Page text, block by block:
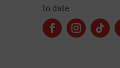
to date.